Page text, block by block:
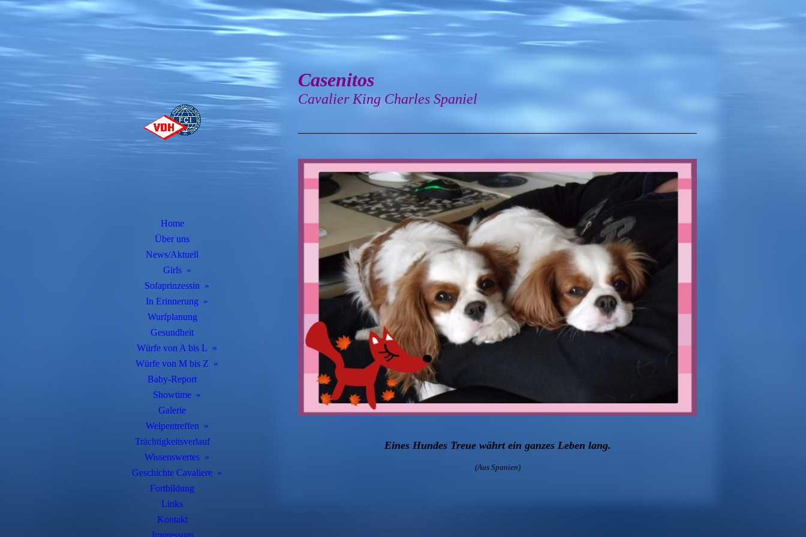
Home
Über uns
News/Aktuell
Girls
Sofaprinzessin
In Erinnerung
Wurfplanung
Gesundheit
Würfe von A bis L
Würfe von M bis Z
Baby-Report
Showtime
Galerie
Welpentreffen
Trächtigkeitsverlauf
Wissenswertes
Geschichte Cavaliere
Fortbildung
Links
Kontakt
Impressum
Casenitos
Cavalier King Charles Spaniel
Eines Hundes Treue währt ein ganzes Leben lang.
(Aus Spanien)